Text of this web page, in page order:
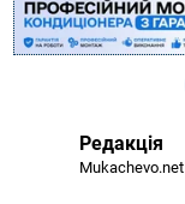
Редакція
Mukachevo.net